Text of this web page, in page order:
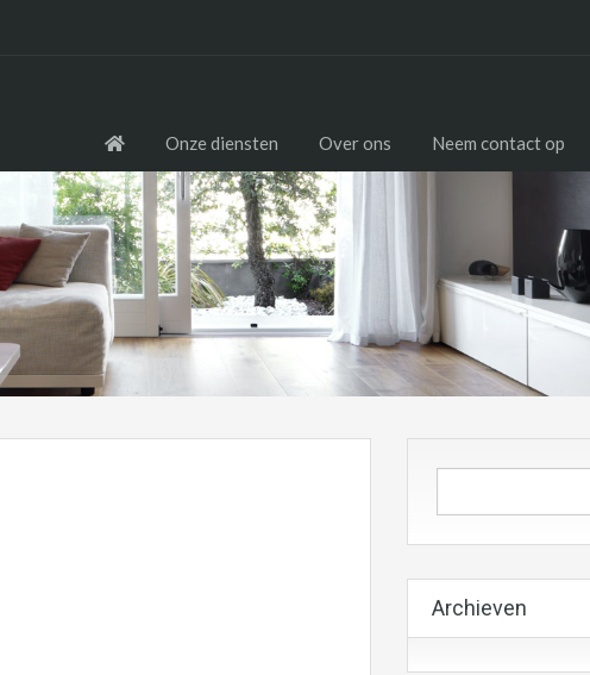
Onze diensten Over ons Neem contact op
Archieven